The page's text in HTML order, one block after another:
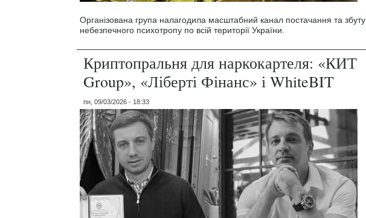
Організована група налагодила масштабний канал постачання та збуту
небезпечного психотропу по всій території України.
Криптопральня для наркокартеля: «КИТ
Group», «Ліберті Фінанс» і WhiteBIT
пн, 09/03/2026 - 18:33